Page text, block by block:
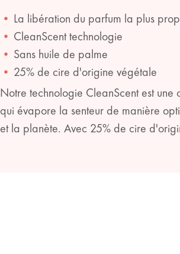
La libération du parfum la plus
CleanScent technologie
Sans huile de palme
25% de cire d'origine végétale
Notre technologie CleanScent est
qui évapore la senteur de manière
et la planète. Avec 25% de cire